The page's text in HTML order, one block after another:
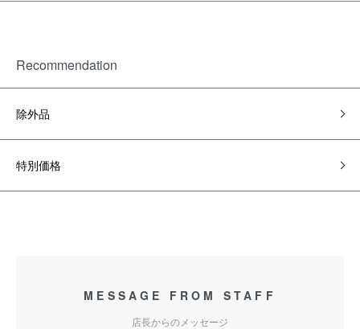
Recommendation
除外品
特別価格
MESSAGE FROM STAFF
店長からのメッセージ